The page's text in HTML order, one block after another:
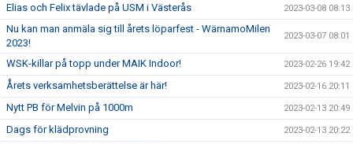
Elias och Felix tävlade på USM i Västerås 2023-03-08 08:13
Nu kan man anmäla sig till årets löparfest - WärnamoMilen
2023!
2023-03-07 08:01
WSK-killar på topp under MAIK Indoor! 2023-02-26 19:42
Årets verksamhetsberättelse är här! 2023-02-16 20:11
Nytt PB för Melvin på 1000m 2023-02-13 20:49
Dags för klädprovning 2023-02-13 20:22